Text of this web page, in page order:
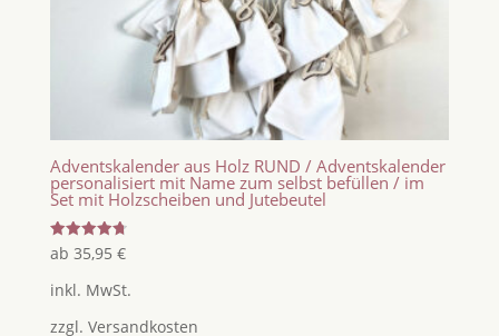
Adventskalender aus Holz RUND / Adventskalender
personalisiert mit Name zum selbst befüllen / im
Set mit Holzscheiben und Jutebeutel
Bewertet
mit
von 5
ab 35,95 €
inkl. MwSt.
zzgl. Versandkosten